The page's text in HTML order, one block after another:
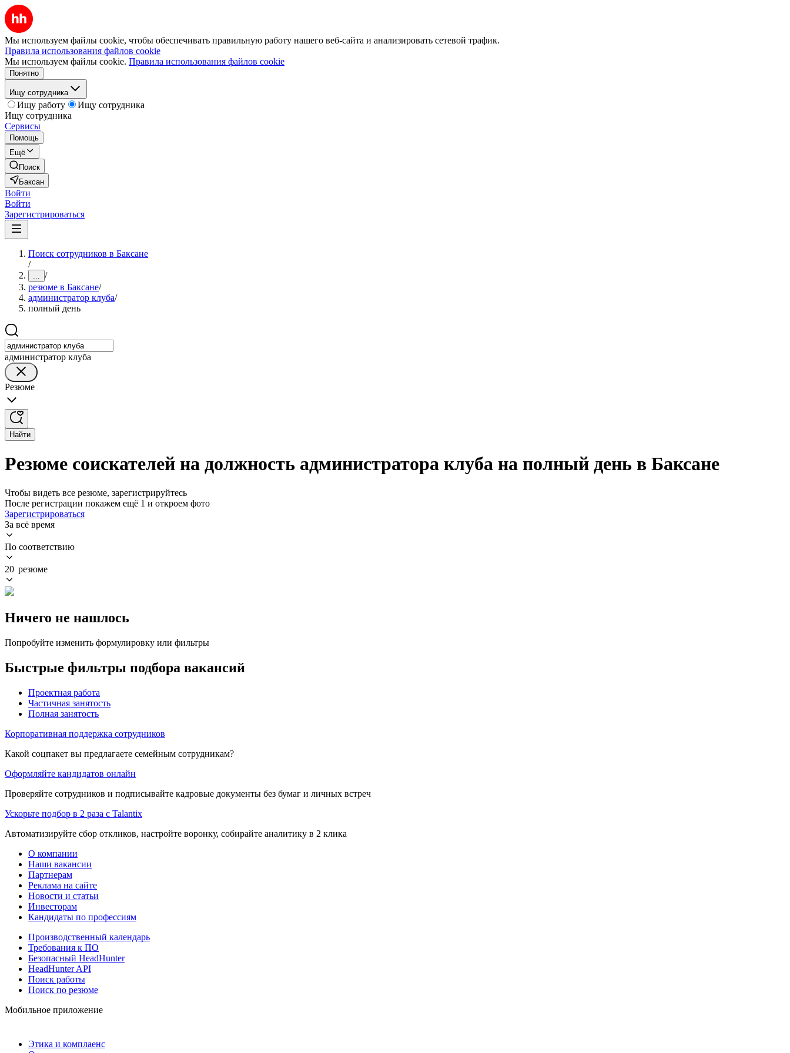
Мы используем файлы cookie, чтобы обеспечивать правильную работу нашего веб-сайта и анализировать сетевой трафик.
Правила использования файлов cookie
Мы используем файлы cookie. Правила использования файлов cookie
Понятно
Ищу сотрудника
Ищу работу
Ищу сотрудника
Ищу сотрудника
Сервисы
Помощь
Ещё
Поиск
Баксан
Войти
Войти
Зарегистрироваться
Поиск сотрудников в Баксане
/
... /
резюме в Баксане/
администратор клуба/
полный день
администратор клуба
Резюме
Найти
Резюме соискателей на должность администратора клуба на полный день в Баксане
Чтобы видеть все резюме, зарегистрируйтесь
После регистрации покажем ещё 1 и откроем фото
Зарегистрироваться
За всё время
По соответствию
20 резюме
Ничего не нашлось
Попробуйте изменить формулировку или фильтры
Быстрые фильтры подбора вакансий
Проектная работа
Частичная занятость
Полная занятость
Корпоративная поддержка сотрудников
Какой соцпакет вы предлагаете семейным сотрудникам?
Оформляйте кандидатов онлайн
Проверяйте сотрудников и подписывайте кадровые документы без бумаг и личных встреч
Ускорьте подбор в 2 раза с Talantix
Автоматизируйте сбор откликов, настройте воронку, собирайте аналитику в 2 клика
О компании
Наши вакансии
Партнерам
Реклама на сайте
Новости и статьи
Инвесторам
Кандидаты по профессиям
Производственный календарь
Требования к ПО
Безопасный HeadHunter
HeadHunter API
Поиск работы
Поиск по резюме
Мобильное приложение
Этика и комплаенс